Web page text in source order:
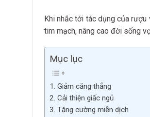
Khi nhắc tới tác dụng của
tim mạch, nâng cao đời sống
Mục lục
1. Giảm căng thẳng
2. Cải thiện giấc ngủ
3. Tăng cường miễn dịch